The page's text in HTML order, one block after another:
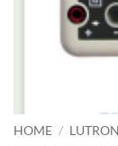
HOME / LUTRON